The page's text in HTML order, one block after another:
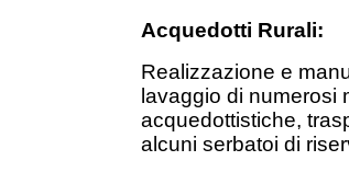
Acquedotti Rurali:
Realizzazione e
lavaggio di numerosi
acquedottistiche,
alcuni serbatoi di